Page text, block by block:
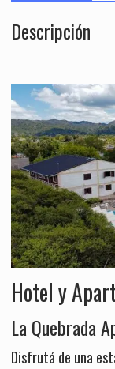
Descripción
Hotel y
La Quebrada
Disfrutá de una